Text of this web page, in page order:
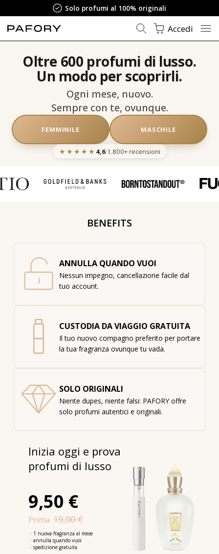
Solo profumi al 100% originali
Accedi
Oltre 600 profumi di lusso.
Un modo per scoprirli.
Ogni mese, nuovo.
Sempre con te, ovunque.
FEMMINILE MASCHILE
★★★★★ 4,6·1.800+recensioni
BENEFITS
ANNULLA QUANDO VUOI
Nessun impegno, cancellazione facile dal
tuo account.
CUSTODIA DA VIAGGIO GRATUITA
Il tuo nuovo compagno preferito per portare
la tua fragranza ovunque tu vada.
SOLO ORIGINALI
Niente dupes, niente falsi: PAFORY offre
solo profumi autentici e originali.
Inizia oggi e prova
profumi di lusso
9,50 €
Prima 19,00 €
1 nuova fragranza al mese
annulla quando vuoi
spedizione gratuita